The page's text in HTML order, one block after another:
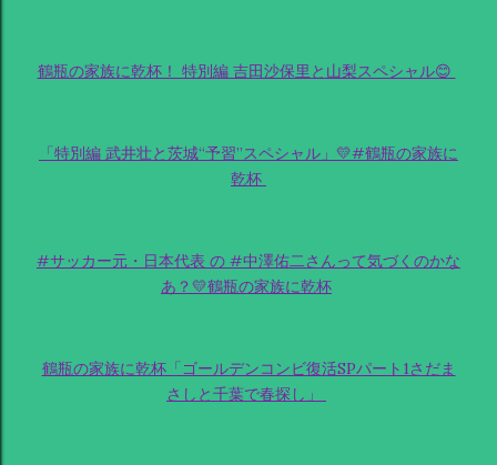
鶴瓶の家族に乾杯！ 特別編 吉田沙保里と山梨スペシャル😊
「特別編 武井壮と茨城“予習”スペシャル」💛#鶴瓶の家族に
乾杯
#サッカー元・日本代表 の #中澤佑二さんって気づくのかな
あ？💛鶴瓶の家族に乾杯
鶴瓶の家族に乾杯「ゴールデンコンビ復活SPパート1さだま
さしと千葉で春探し」